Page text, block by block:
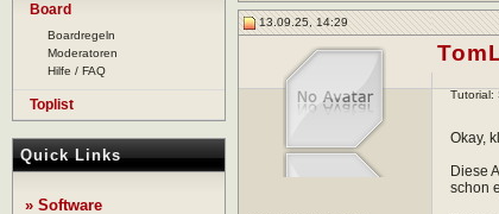
Board
Boardregeln
Moderatoren
Hilfe / FAQ
Toplist
Quick Links
» Software
13.09.25, 14:29
Tutorial:
Okay,
Diese
schon